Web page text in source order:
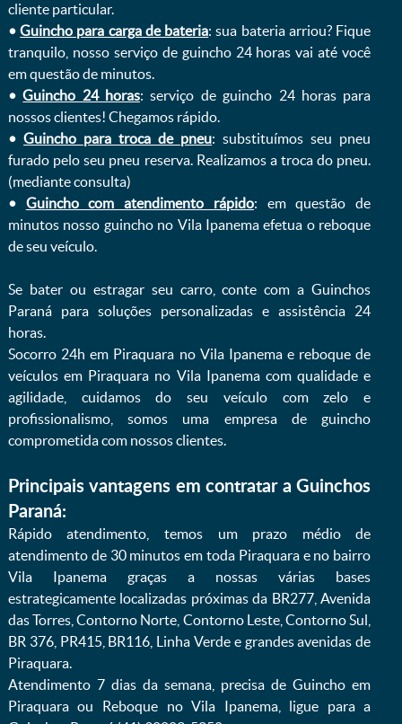
cliente particular.
•Guincho para carga de bateria: sua bateria arriou? Fique
tranquilo, nosso serviço de guincho 24 horas vai até você
em questão de minutos.
•Guincho 24 horas: serviço de guincho 24 horas para
nossos clientes! Chegamos rápido.
• Guincho para troca de pneu: substituímos seu pneu
furado pelo seu pneu reserva. Realizamos a troca do pneu.
(mediante consulta)
• Guincho com atendimento rápido: em questão de
minutos nosso guincho no Vila Ipanema efetua o reboque
de seu veículo.
Se bater ou estragar seu carro, conte com a Guinchos
Paraná para soluções personalizadas e assistência 24
horas.
Socorro 24h em Piraquara no Vila Ipanema e reboque de
veículos em Piraquara no Vila Ipanema com qualidade e
agilidade, cuidamos do seu veículo com zelo e
profissionalismo, somos uma empresa de guincho
comprometida com nossos clientes.
Principais vantagens em contratar a Guinchos
Paraná:
Rápido atendimento, temos um prazo médio de
atendimento de 30 minutos em toda Piraquara e no bairro
Vila Ipanema graças a nossas várias bases
estrategicamente localizadas próximas da BR277, Avenida
das Torres, Contorno Norte, Contorno Leste, Contorno Sul,
BR 376, PR415, BR116, Linha Verde e grandes avenidas de
Piraquara.
Atendimento 7 dias da semana, precisa de Guincho em
Piraquara ou Reboque no Vila Ipanema, ligue para a